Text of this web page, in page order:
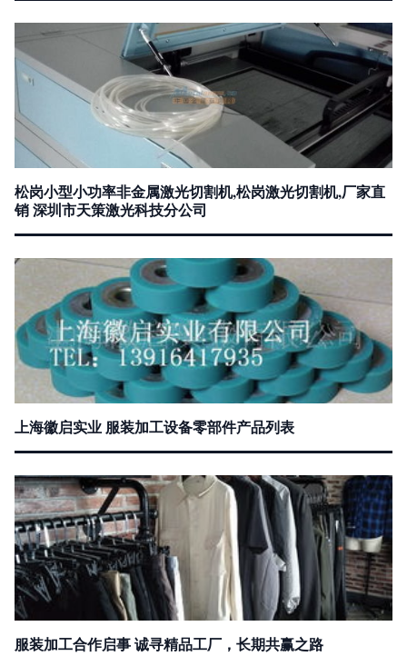
松岗小型小功率非金属激光切割机,松岗激光切割机,厂家直
销 深圳市天策激光科技分公司
上海徽启实业 服装加工设备零部件产品列表
服装加工合作启事 诚寻精品工厂，长期共赢之路